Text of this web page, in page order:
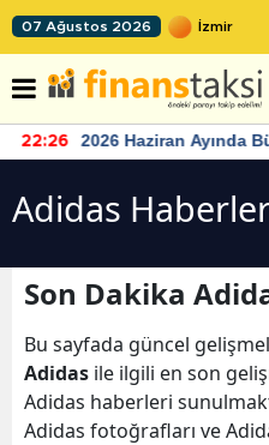
07 Ağustos 2026
22:26 2026 Haziran Ayında
Adidas
Son Dakika
Bu sayfada güncel
Adidas ile ilgili en son
Adidas haberleri
Adidas fotoğrafları ve